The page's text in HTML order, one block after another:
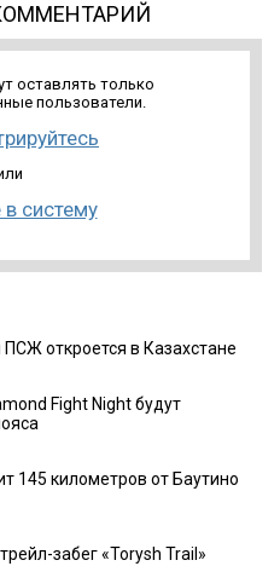
оставлять только
пользователи.
систему
откроется в Казахстане
Fight Night будут
145 километров от Баутино
забег «Torysh Trail»